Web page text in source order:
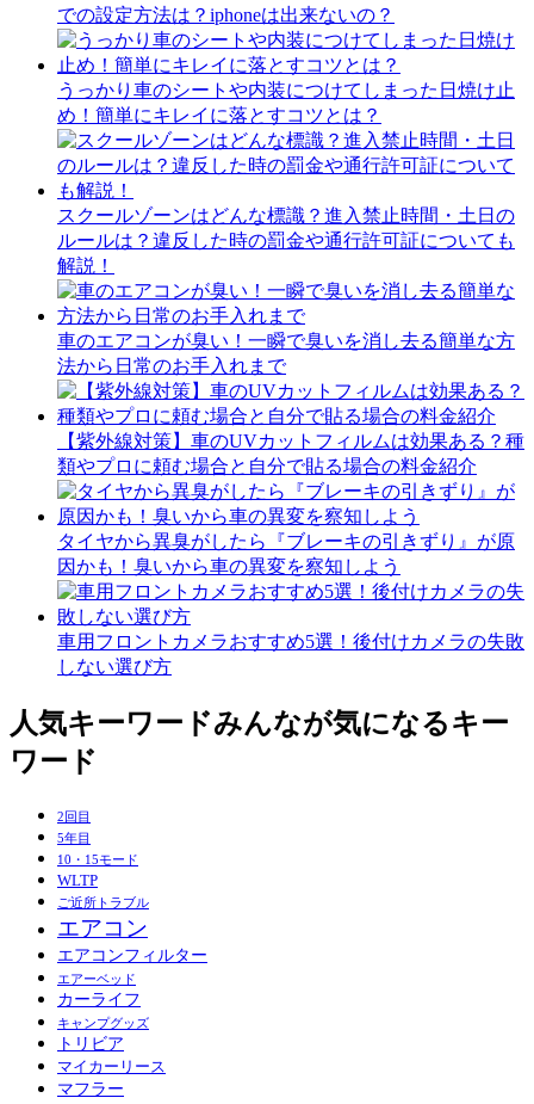
での設定方法は？iphoneは出来ないの？
うっかり車のシートや内装につけてしまった日焼け止
め！簡単にキレイに落とすコツとは？
スクールゾーンはどんな標識？進入禁止時間・土日の
ルールは？違反した時の罰金や通行許可証についても
解説！
車のエアコンが臭い！一瞬で臭いを消し去る簡単な方
法から日常のお手入れまで
【紫外線対策】車のUVカットフィルムは効果ある？種
類やプロに頼む場合と自分で貼る場合の料金紹介
タイヤから異臭がしたら『ブレーキの引きずり』が原
因かも！臭いから車の異変を察知しよう
車用フロントカメラおすすめ5選！後付けカメラの失敗
しない選び方
人気キーワードみんなが気になるキー
ワード
2回目
5年目
10・15モード
WLTP
ご近所トラブル
エアコン
エアコンフィルター
エアーベッド
カーライフ
キャンプグッズ
トリビア
マイカーリース
マフラー